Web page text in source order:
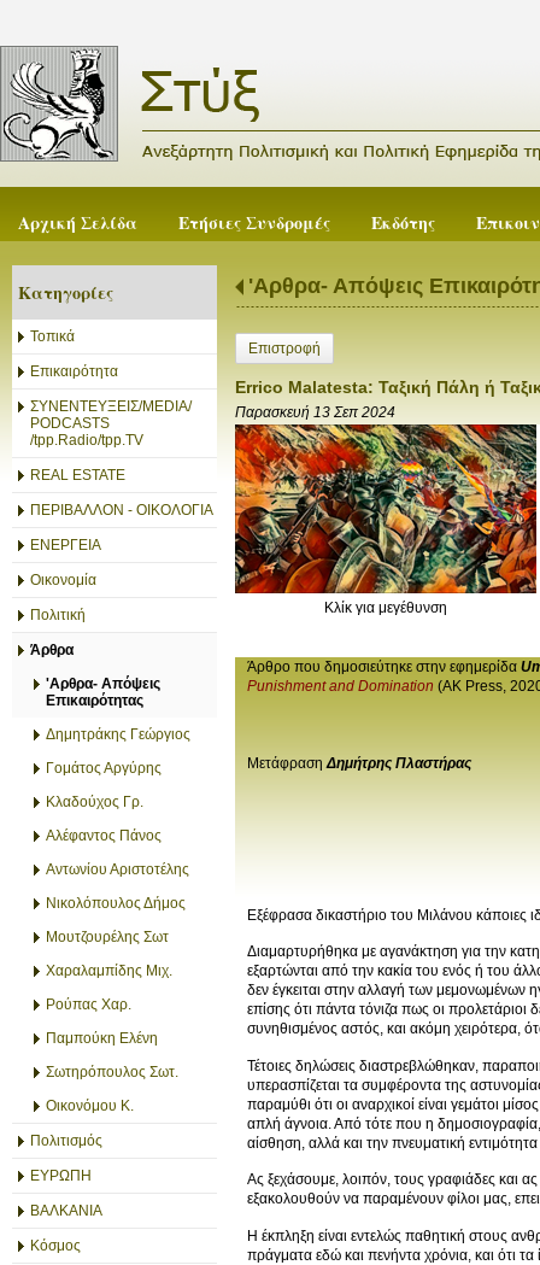
Αρχική Σελίδα Ετήσιες Συνδρομές Εκδότης
Κατηγορίες
Τοπικά
Επικαιρότητα
ΣΥΝΕΝΤΕΥΞΕΙΣ/MEDIA/
PODCASTS
/tpp.Radio/tpp.TV
REAL ESTATE
ΠΕΡΙΒΑΛΛΟΝ - ΟΙΚΟΛΟΓΙΑ
ΕΝΕΡΓΕΙΑ
Οικονομία
Πολιτική
Άρθρα
'Αρθρα- Απόψεις
Επικαιρότητας
Δημητράκης Γεώργιος
Γομάτος Αργύρης
Κλαδούχος Γρ.
Αλέφαντος Πάνος
Αντωνίου Αριστοτέλης
Νικολόπουλος Δήμος
Μουτζουρέλης Σωτ
Χαραλαμπίδης Μιχ.
Ρούπας Χαρ.
Παμπούκη Ελένη
Σωτηρόπουλος Σωτ.
Οικονόμου Κ.
Πολιτισμός
ΕΥΡΩΠΗ
ΒΑΛΚΑΝΙΑ
Κόσμος
'Αρθρα- Απόψεις
Επιστροφή
Errico Malatesta: Ταξική Πάλη ή
Παρασκευή 13 Σεπ 2024
Κλίκ για μεγέθυνση
Άρθρο που δημοσιεύτηκε στην εφημερίδα
Punishment and Domination (AK Press,
Μετάφραση Δημήτρης Πλαστήρας
Εξέφρασα δικαστήριο του Μιλάνου κάποιες
Διαμαρτυρήθηκα με αγανάκτηση για την
εξαρτώνται από την κακία του ενός ή του
δεν έγκειται στην αλλαγή των μεμονωμένων
επίσης ότι πάντα τόνιζα πως οι
συνηθισμένος αστός, και ακόμη χειρότερα,
Τέτοιες δηλώσεις διαστρεβλώθηκαν,
υπερασπίζεται τα συμφέροντα της
παραμύθι ότι οι αναρχικοί είναι γεμάτοι
απλή άγνοια. Από τότε που η δημοσιογραφία,
αίσθηση, αλλά και την πνευματική
Ας ξεχάσουμε, λοιπόν, τους γραφιάδες και
εξακολουθούν να παραμένουν φίλοι μας,
Η έκπληξη είναι εντελώς παθητική στους
πράγματα εδώ και πενήντα χρόνια, και ότι